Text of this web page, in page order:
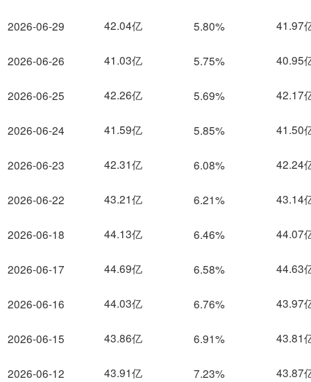
2026-06-29
2026-06-26
2026-06-25
2026-06-24
2026-06-23
2026-06-22
2026-06-18
2026-06-17
2026-06-16
2026-06-15
2026-06-12
42.04亿 5.80% 41.97
41.03亿 5.75% 40.95
42.26亿 5.69% 42.17
41.59亿 5.85% 41.50
42.31亿 6.08% 42.24
43.21亿 6.21% 43.14
44.13亿 6.46% 44.07
44.69亿 6.58% 44.63
44.03亿 6.76% 43.97
43.86亿 6.91% 43.81
43.91亿 7.23% 43.87